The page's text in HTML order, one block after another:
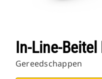
In-Line-Beitel
Gereedschappen